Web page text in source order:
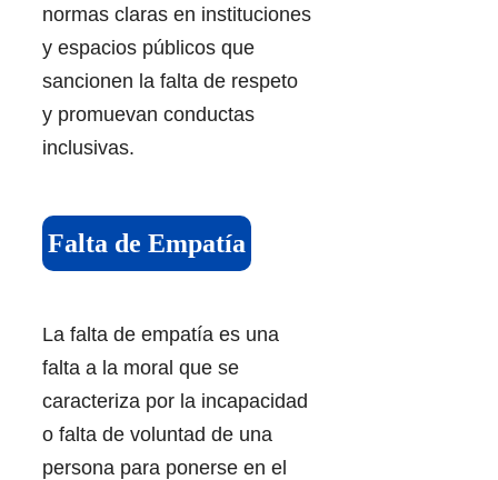
normas claras en instituciones
y espacios públicos que
sancionen la falta de respeto
y promuevan conductas
inclusivas.
Falta de Empatía
La falta de empatía es una
falta a la moral que se
caracteriza por la incapacidad
o falta de voluntad de una
persona para ponerse en el